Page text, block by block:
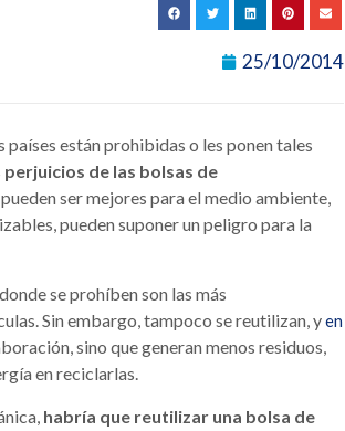
25/10/2014
están prohibidas o les ponen tales
perjuicios de las bolsas de
ser mejores para el medio ambiente,
pueden suponer un peligro para la
se prohíben son las más
Sin embargo, tampoco se reutilizan, yen
sino que generan menos residuos,
en reciclarlas.
habría que reutilizar una bolsa de